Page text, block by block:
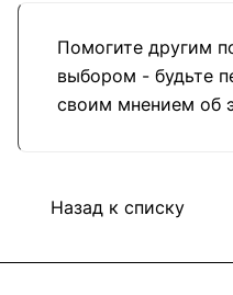
Помогите другим
выбором - будьте
своим мнением об
Назад к списку